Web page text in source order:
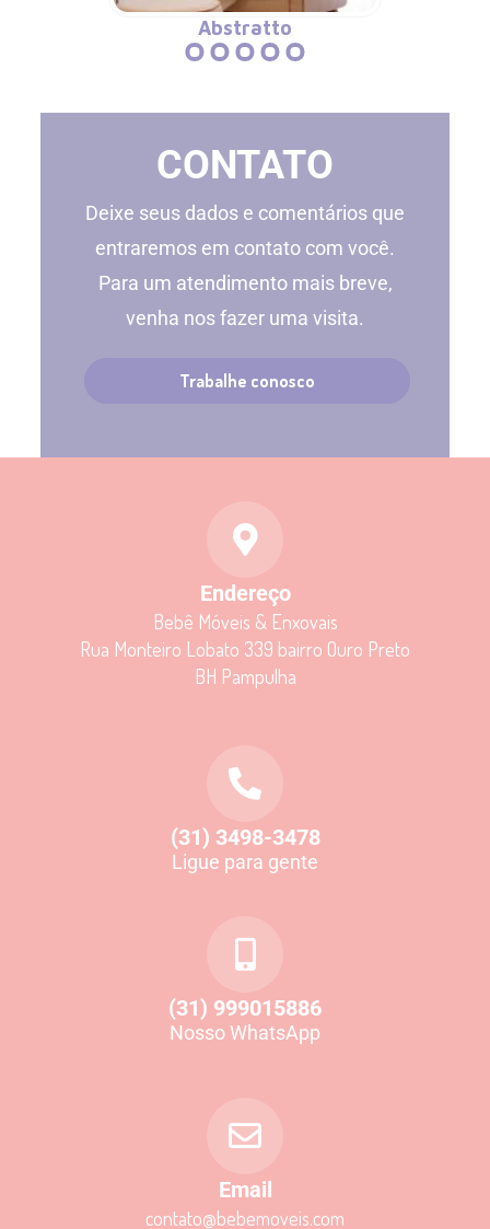
Abstratto
1 2 3 4 5
CONTATO
Deixe seus dados e comentários que
entraremos em contato com você.
Para um atendimento mais breve,
venha nos fazer uma visita.
Enviar uma mensagem
Trabalhe conosco
Endereço
Bebê Móveis & Enxovais
Rua Monteiro Lobato 339 bairro Ouro Preto
BH Pampulha
(31) 3498-3478
Ligue para gente
(31) 999015886
Nosso WhatsApp
Email
contato@bebemoveis.com